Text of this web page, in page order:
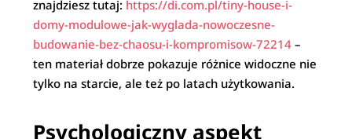
znajdziesz tutaj: https://di.com.pl/tiny-house-i-
domy-modulowe-jak-wyglada-nowoczesne-
budowanie-bez-chaosu-i-kompromisow-72214 –
ten materiał dobrze pokazuje różnice widoczne nie
tylko na starcie, ale też po latach użytkowania.
Psychologiczny aspekt